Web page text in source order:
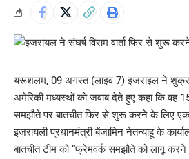
यरूशलम, 09 अगस्त (लाइव 7) इजराइल ने
अमेरिकी मध्यस्थों को जवाब देते हुए कहा कि वह
समझौते पर बातचीत फिर से शुरू करने के लिए एक
इजरायली प्रधानमंत्री बेंजामिन नेतन्याहू के
बातचीत टीम को “फ्रेमवर्क समझौते को लागू